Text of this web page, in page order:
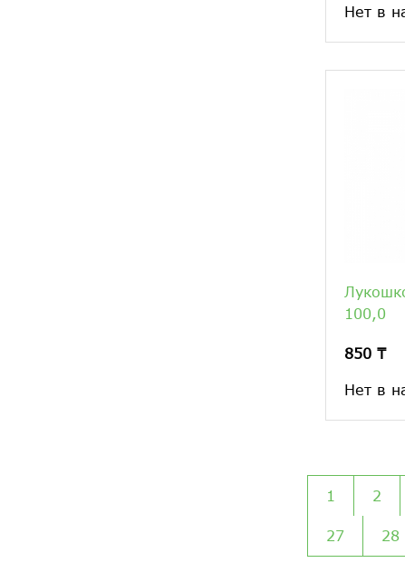
Нет в
100,0
850 ₸
Нет в
1 2
27 28